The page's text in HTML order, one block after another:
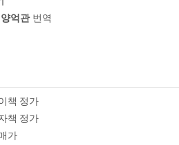
양억관번역
책 정가
책 정가
가